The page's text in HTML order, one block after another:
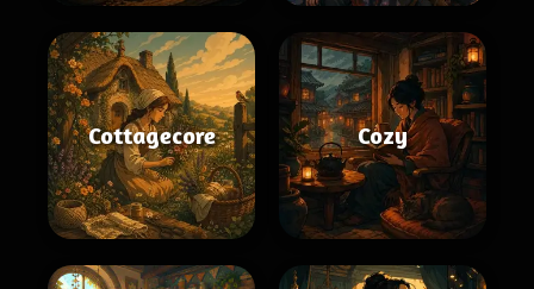
Cottagecore Cozy